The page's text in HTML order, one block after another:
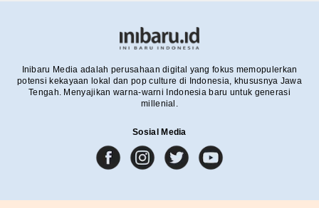
Inibaru Media adalah perusahaan digital yang fokus memopulerkan
potensi kekayaan lokal dan pop culture di Indonesia, khususnya Jawa
Tengah. Menyajikan warna-warni Indonesia baru untuk generasi
millenial.
Sosial Media